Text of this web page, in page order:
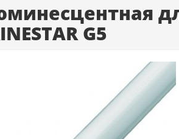
G5